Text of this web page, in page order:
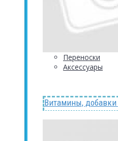
Переноски
Аксессуары
Витамины, добавки